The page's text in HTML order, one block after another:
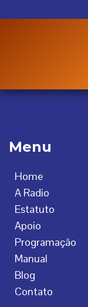
Menu
Home
A Radio
Estatuto
Apoio
Programação
Manual
Blog
Contato